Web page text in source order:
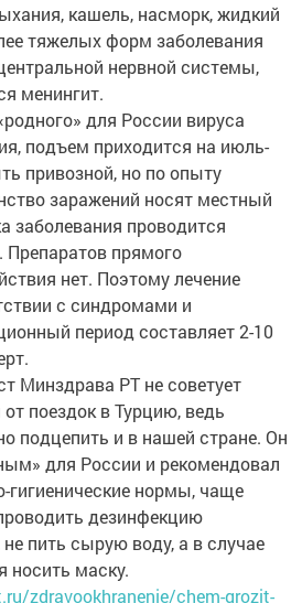
кашель, насморк, жидкий
тяжелых форм заболевания
нервной системы,
менингит.
для России вируса
подъем приходится на июль-
привозной, но по опыту
заражений носят местный
заболевания проводится
прямого
нет. Поэтому лечение
с синдромами и
период составляет 2-10
Минздрава РТ не советует
поездок в Турцию, ведь
подцепить и в нашей стране. Он
для России и рекомендовал
гигиенические нормы, чаще
дезинфекцию
пить сырую воду, а в случае
носить маску.
zdravookhranenie/chem-grozit-